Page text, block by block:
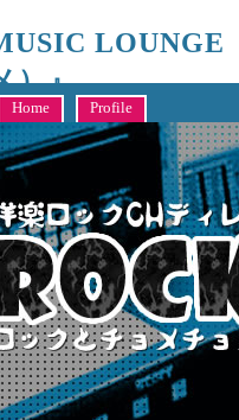
LOUNGE
）』
ャンシステム編成部、洋楽制作ディレ
Home Profile